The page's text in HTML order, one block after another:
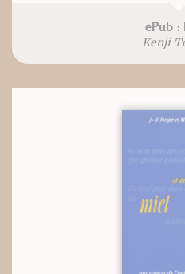
ePub :
Kenji